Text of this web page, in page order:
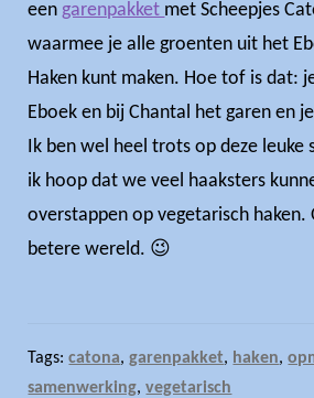
eengarenpakket met Scheepjes
waarmee je alle groenten uit het
Haken kunt maken. Hoe tof is dat:
Eboek en bij Chantal het garen en
Ik ben wel heel trots op deze leuke
ik hoop dat we veel haaksters
overstappen op vegetarisch haken.
betere wereld. 😉
Tags:catona,garenpakket, haken,
samenwerking,vegetarisch